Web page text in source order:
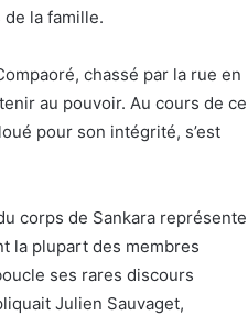
la famille.
chassé par la rue en
au pouvoir. Au cours de ce
pour son intégrité, s’est
corps de Sankara représente
la plupart des membres
ses rares discours
Julien Sauvaget,